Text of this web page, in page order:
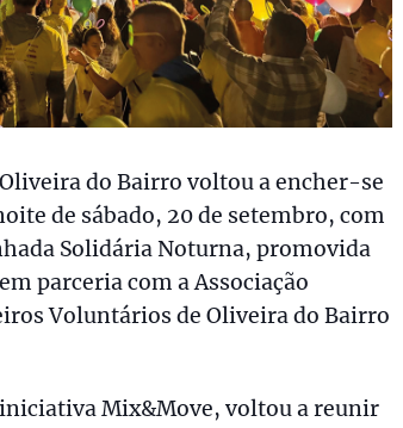
do Bairro voltou a encher-se
de sábado, 20 de setembro, com
Solidária Noturna, promovida
parceria com a Associação
Voluntários de Oliveira do Bairro
Mix&Move, voltou a reunir